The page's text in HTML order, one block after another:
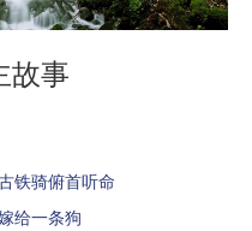
故事
铁骑俯首听命
给一条狗